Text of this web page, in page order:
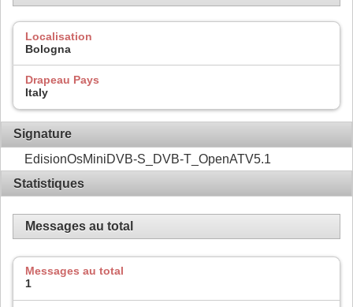
Localisation
Bologna
Drapeau Pays
Italy
Signature
EdisionOsMiniDVB-S_DVB-T_OpenATV5.1
Statistiques
Messages au total
Messages au total
1